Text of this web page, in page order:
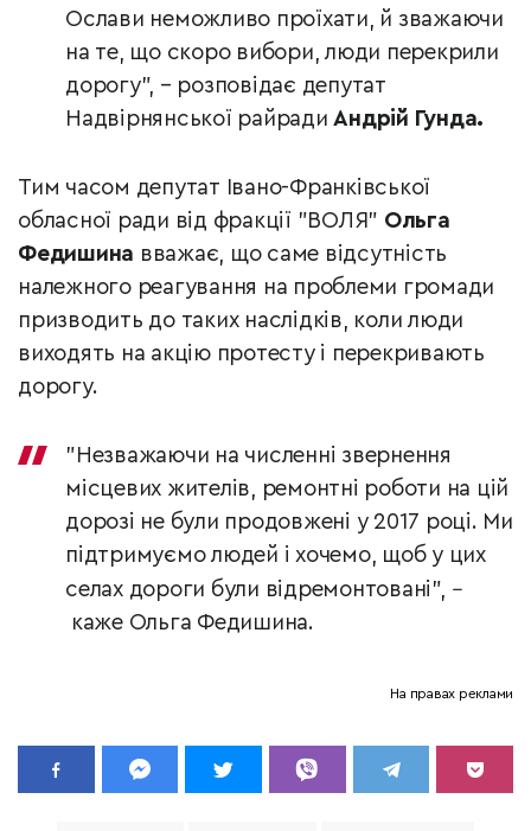
Ослави неможливо проїхати, й зважаючи
на те, що скоро вибори, люди перекрили
дорогу", – розповідає депутат
Надвірнянської райрадиАндрій Гунда.
Тим часом депутат Івано-Франківської
обласної ради від фракції "ВОЛЯ" Ольга
Федишина вважає, що саме відсутність
належного реагування на проблеми громади
призводить до таких наслідків, коли люди
виходять на акцію протесту і перекривають
дорогу.
"Незважаючи на численні звернення
місцевих жителів, ремонтні роботи на цій
дорозі не були продовжені у 2017 році. Ми
підтримуємо людей і хочемо, щоб у цих
селах дороги були відремонтовані", –
каже Ольга Федишина.
На правах реклами